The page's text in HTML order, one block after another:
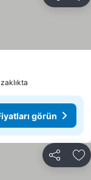
görün
Paylaş